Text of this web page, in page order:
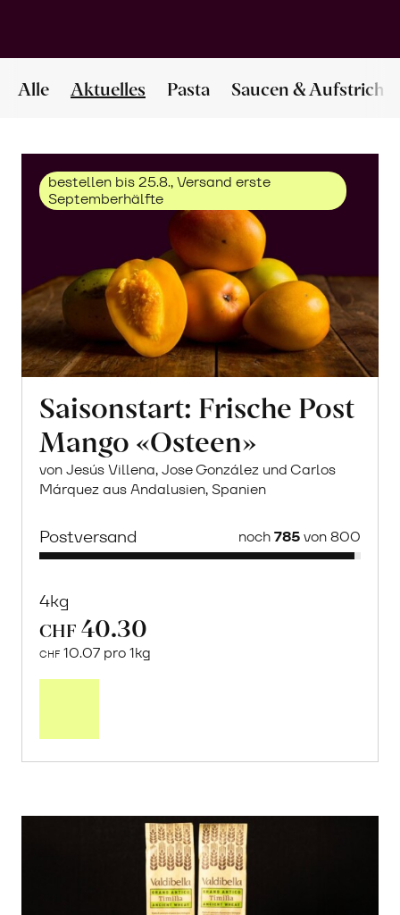
Alle Aktuelles Pasta Saucen & Aufstriche
bestellen bis 25.8., Versand erste
Septemberhälfte
Saisonstart: Frische Post
Mango «Osteen»
von Jesús Villena, Jose González und Carlos
Márquez aus Andalusien, Spanien
Postversand noch785von 800
4kg
CHF 40.30
CHF 10.07 pro 1kg
Post
erfahren